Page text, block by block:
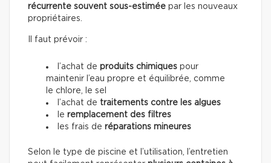
récurrente souvent sous-estimée par les nouveaux
propriétaires.
Il faut prévoir :
l’achat de produits chimiques pour
maintenir l’eau propre et équilibrée, comme
le chlore, le sel
l’achat de traitements contre les algues
le remplacement des filtres
les frais de réparations mineures
Selon le type de piscine et l’utilisation, l’entretien